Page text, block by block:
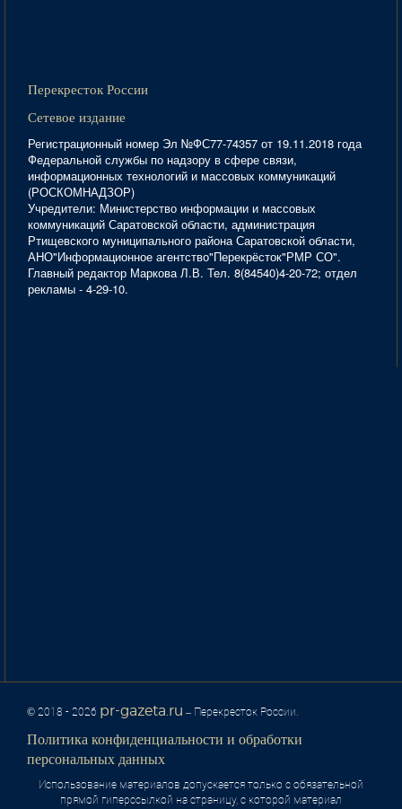
Перекресток России
Сетевое издание
Регистрационный номер Эл №ФС77-74357 от 19.11.2018 года
Федеральной службы по надзору в сфере связи,
информационных технологий и массовых коммуникаций
(РОСКОМНАДЗОР)
Учредители: Министерство информации и массовых
коммуникаций Саратовской области, администрация
Ртищевского муниципального района Саратовской области,
АНО"Информационное агентство"Перекрёсток"РМР СО".
Главный редактор Маркова Л.В. Тел. 8(84540)4-20-72; отдел
рекламы - 4-29-10.
© 2018 - 2026 pr-gazeta.ru – Перекресток России.
Политика конфиденциальности и обработки
персональных данных
Использование материалов допускается только с обязательной
прямой гиперссылкой на страницу, с которой материал